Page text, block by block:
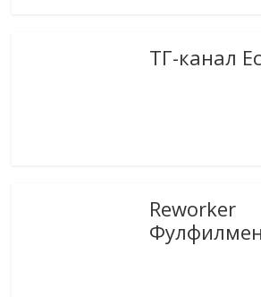
ТГ-канал
Reworker